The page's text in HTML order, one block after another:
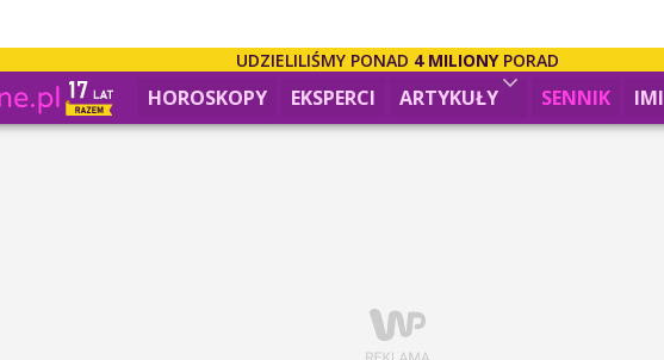
UDZIELILIŚMY PONAD 4 MILIONYPORAD
HOROSKOPY EKSPERCI ARTYKUŁY SENNIK